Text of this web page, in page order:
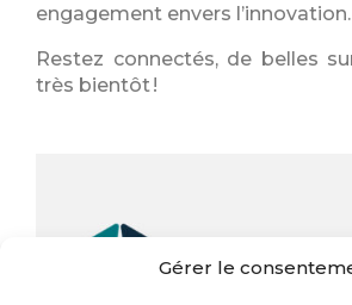
Gérer le
engagement envers l’innovation.
Restez connectés, de belles
très bientôt !